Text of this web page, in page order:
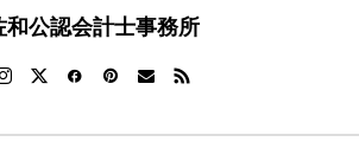
和公認会計士事務所